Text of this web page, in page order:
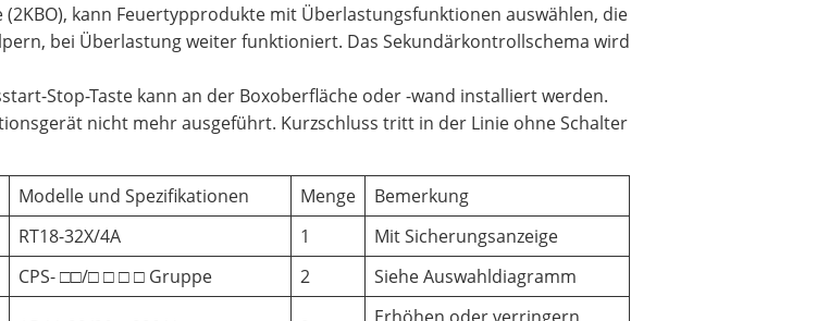
kann Feuertypprodukte mit Überlastungsfunktionen auswählen, die
bei Überlastung weiter funktioniert. Das Sekundärkontrollschema wird
Stop-Taste kann an der Boxoberfläche oder -wand installiert werden.
nicht mehr ausgeführt. Kurzschluss tritt in der Linie ohne Schalter
Modelle und Spezifikationen Menge
Bemerkung
RT18-32X/4A 1
Mit Sicherungsanzeige
CPS- □□/□ □ □ □ Gruppe 2 Siehe Auswahldiagramm